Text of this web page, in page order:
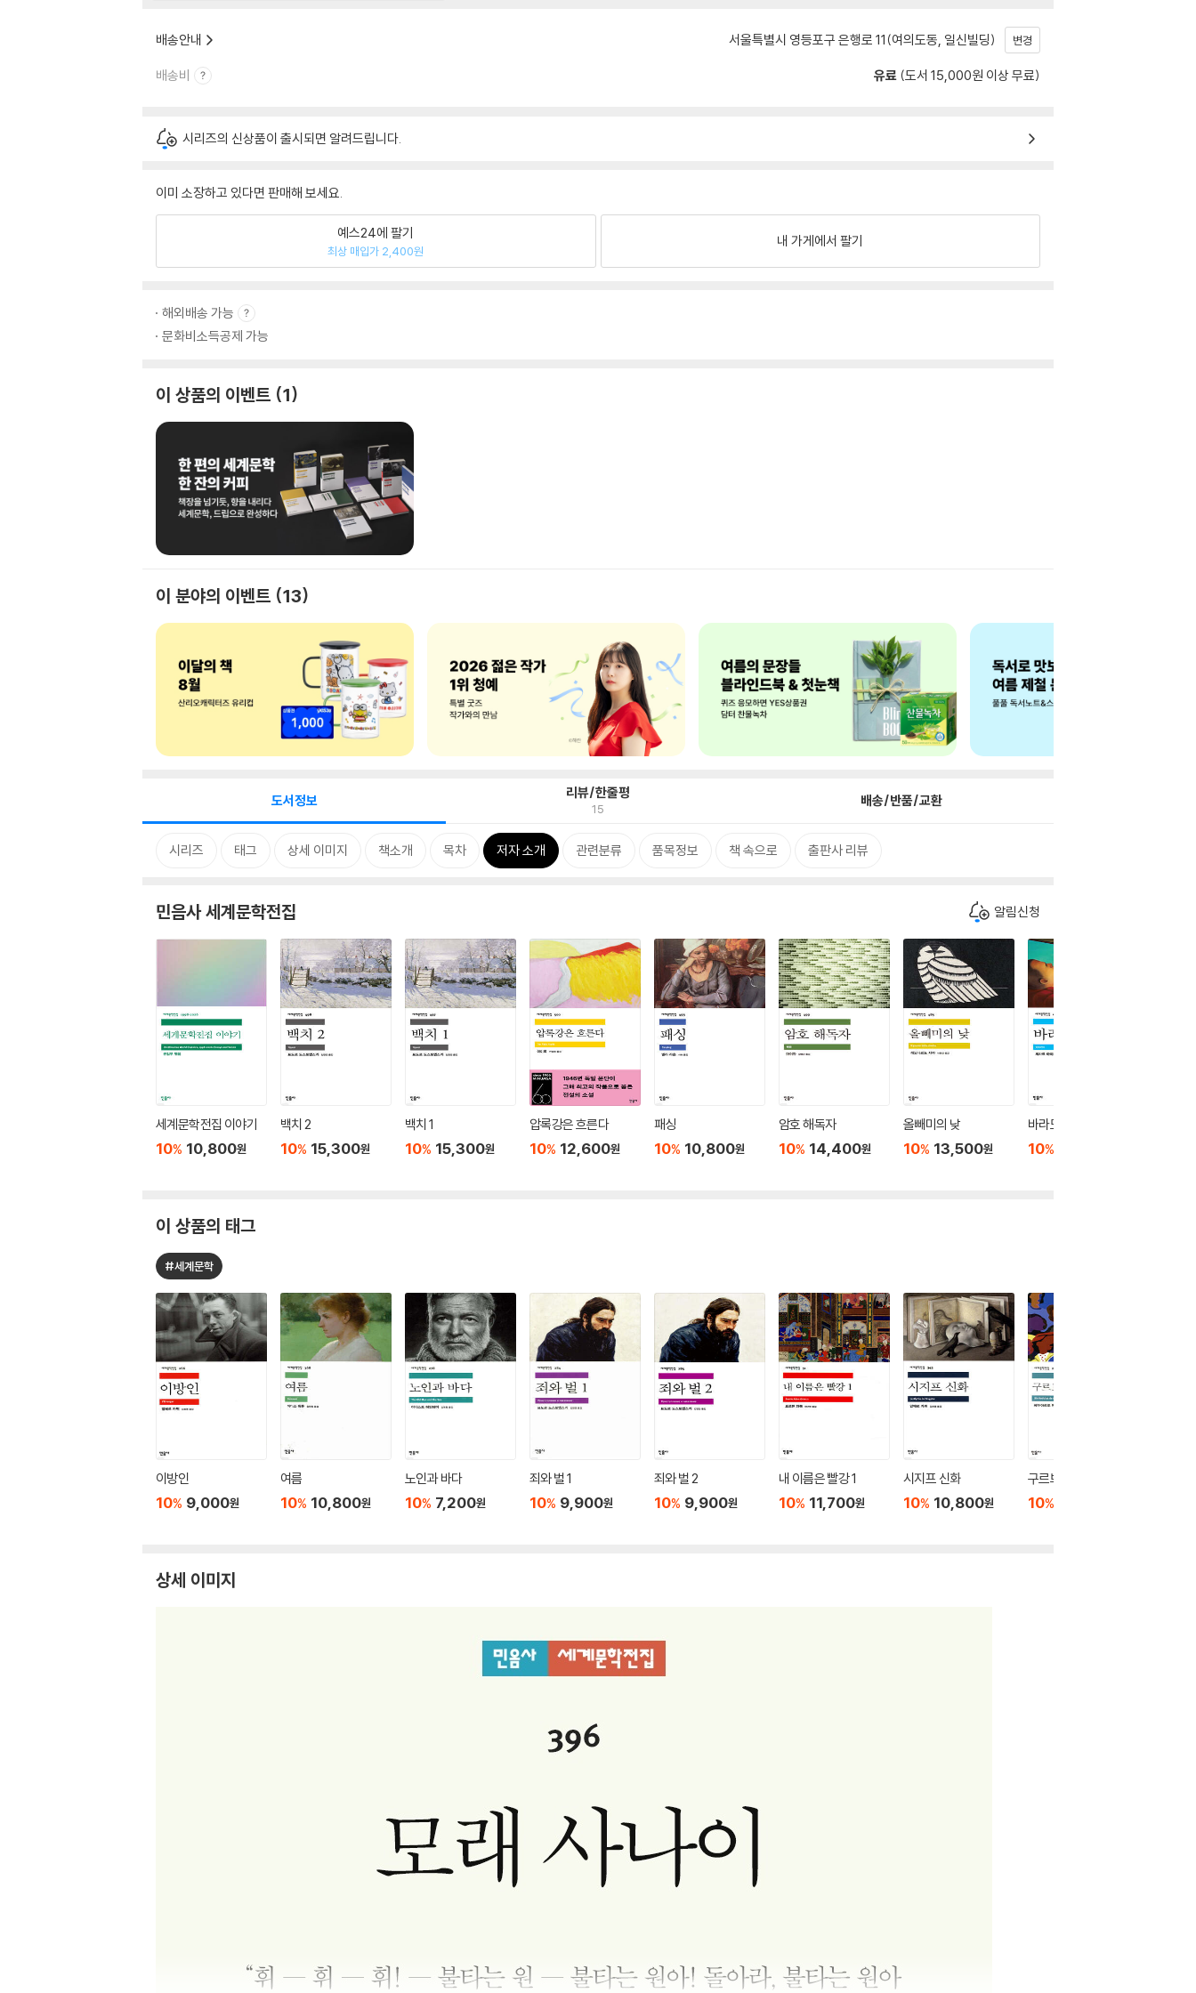
배송안내 서울특별시 영등포구 은행로 11(여의도동, 일신빌딩) 변경
배송비 유료 (도서 15,000원 이상 무료)
시리즈의 신상품이 출시되면 알려드립니다.
이미 소장하고 있다면 판매해 보세요.
예스24에 팔기
최상 매입가 2,400원
내 가게에서 팔기
해외배송 가능
문화비소득공제 가능
이 상품의 이벤트 1
이 분야의 이벤트 13
도서정보 리뷰/한줄평
15 배송/반품/교환
시리즈 태그 상세 이미지 책소개 목차 저자 소개 관련분류 품목정보 책 속으로 출판사 리뷰
민음사 세계문학전집 알림신청
세계문학전집 이야기
10% 10,800원
백치 2
10% 15,300원
백치 1
10% 15,300원
압록강은 흐른다
10% 12,600원
패싱
10% 10,800원
암호 해독자
10% 14,400원
올빼미의 낮
10% 13,500원
바라모
10%
이 상품의 태그
#세계문학
이방인
10% 9,000원
여름
10% 10,800원
노인과 바다
10% 7,200원
죄와 벌 1
10% 9,900원
죄와 벌 2
10% 9,900원
내 이름은 빨강 1
10% 11,700원
시지프 신화
10% 10,800원
구르브 연락 없다
10%
상세 이미지